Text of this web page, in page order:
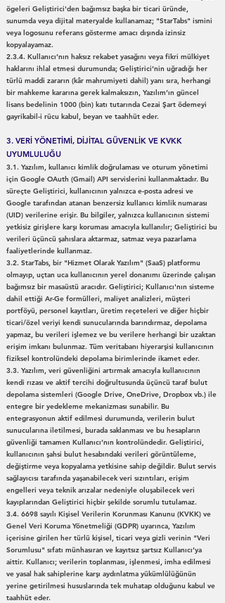
ögeleri Geliştirici'den bağımsız başka bir ticari üründe,
sunumda veya dijital materyalde kullanamaz; "StarTabs" ismini
veya logosunu referans gösterme amacı dışında izinsiz
kopyalayamaz.
2.3.4. Kullanıcı’nın haksız rekabet yasağını veya fikri mülkiyet
haklarını ihlal etmesi durumunda; Geliştirici’nin uğradığı her
türlü maddi zararın (kâr mahrumiyeti dahil) yanı sıra, herhangi
bir mahkeme kararına gerek kalmaksızın, Yazılım’ın güncel
lisans bedelinin 1000 (bin) katı tutarında Cezai Şart ödemeyi
gayrikabil-i rücu kabul, beyan ve taahhüt eder.
3. VERİ YÖNETİMİ, DİJİTAL GÜVENLİK VE KVKK
UYUMLULUĞU
3.1. Yazılım, kullanıcı kimlik doğrulaması ve oturum yönetimi
için Google OAuth (Gmail) API servislerini kullanmaktadır. Bu
süreçte Geliştirici, kullanıcının yalnızca e-posta adresi ve
Google tarafından atanan benzersiz kullanıcı kimlik numarası
(UID) verilerine erişir. Bu bilgiler, yalnızca kullanıcının sistemi
yetkisiz girişlere karşı koruması amacıyla kullanılır; Geliştirici bu
verileri üçüncü şahıslara aktarmaz, satmaz veya pazarlama
faaliyetlerinde kullanmaz.
3.2. StarTabs, bir "Hizmet Olarak Yazılım" (SaaS) platformu
olmayıp, uçtan uca kullanıcının yerel donanımı üzerinde çalışan
bağımsız bir masaüstü aracıdır. Geliştirici; Kullanıcı'nın sisteme
dahil ettiği Ar-Ge formülleri, maliyet analizleri, müşteri
portföyü, personel kayıtları, üretim reçeteleri ve diğer hiçbir
ticari/özel veriyi kendi sunucularında barındırmaz, depolama
yapmaz, bu verileri işlemez ve bu verilere herhangi bir uzaktan
erişim imkanı bulunmaz. Tüm veritabanı hiyerarşisi kullanıcının
fiziksel kontrolündeki depolama birimlerinde ikamet eder.
3.3. Yazılım, veri güvenliğini artırmak amacıyla kullanıcının
kendi rızası ve aktif tercihi doğrultusunda üçüncü taraf bulut
depolama sistemleri (Google Drive, OneDrive, Dropbox vb.) ile
entegre bir yedekleme mekanizması sunabilir. Bu
entegrasyonun aktif edilmesi durumunda, verilerin bulut
sunucularına iletilmesi, burada saklanması ve bu hesapların
güvenliği tamamen Kullanıcı’nın kontrolündedir. Geliştirici,
kullanıcının şahsi bulut hesabındaki verileri görüntüleme,
değiştirme veya kopyalama yetkisine sahip değildir. Bulut servis
sağlayıcısı tarafında yaşanabilecek veri sızıntıları, erişim
engelleri veya teknik arızalar nedeniyle oluşabilecek veri
kayıplarından Geliştirici hiçbir şekilde sorumlu tutulamaz.
3.4. 6698 sayılı Kişisel Verilerin Korunması Kanunu (KVKK) ve
Genel Veri Koruma Yönetmeliği (GDPR) uyarınca, Yazılım
içerisine girilen her türlü kişisel, ticari veya gizli verinin "Veri
Sorumlusu" sıfatı münhasıran ve kayıtsız şartsız Kullanıcı’ya
aittir. Kullanıcı; verilerin toplanması, işlenmesi, imha edilmesi
ve yasal hak sahiplerine karşı aydınlatma yükümlülüğünün
yerine getirilmesi hususlarında tek muhatap olduğunu kabul ve
taahhüt eder.